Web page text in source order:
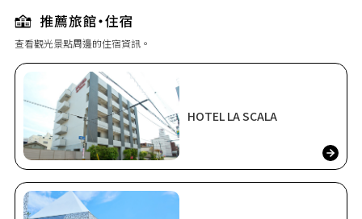
查看觀光景點周邊的住宿資訊。
HOTEL LA SCALA